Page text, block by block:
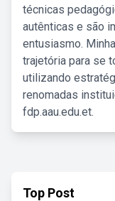
técnicas
autênticas e são
entusiasmo.
trajetória para se
utilizando
renomadas
fdp.aau.edu.et.
Top Post